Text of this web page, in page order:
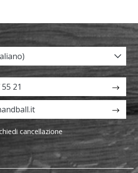
21
cancellazione